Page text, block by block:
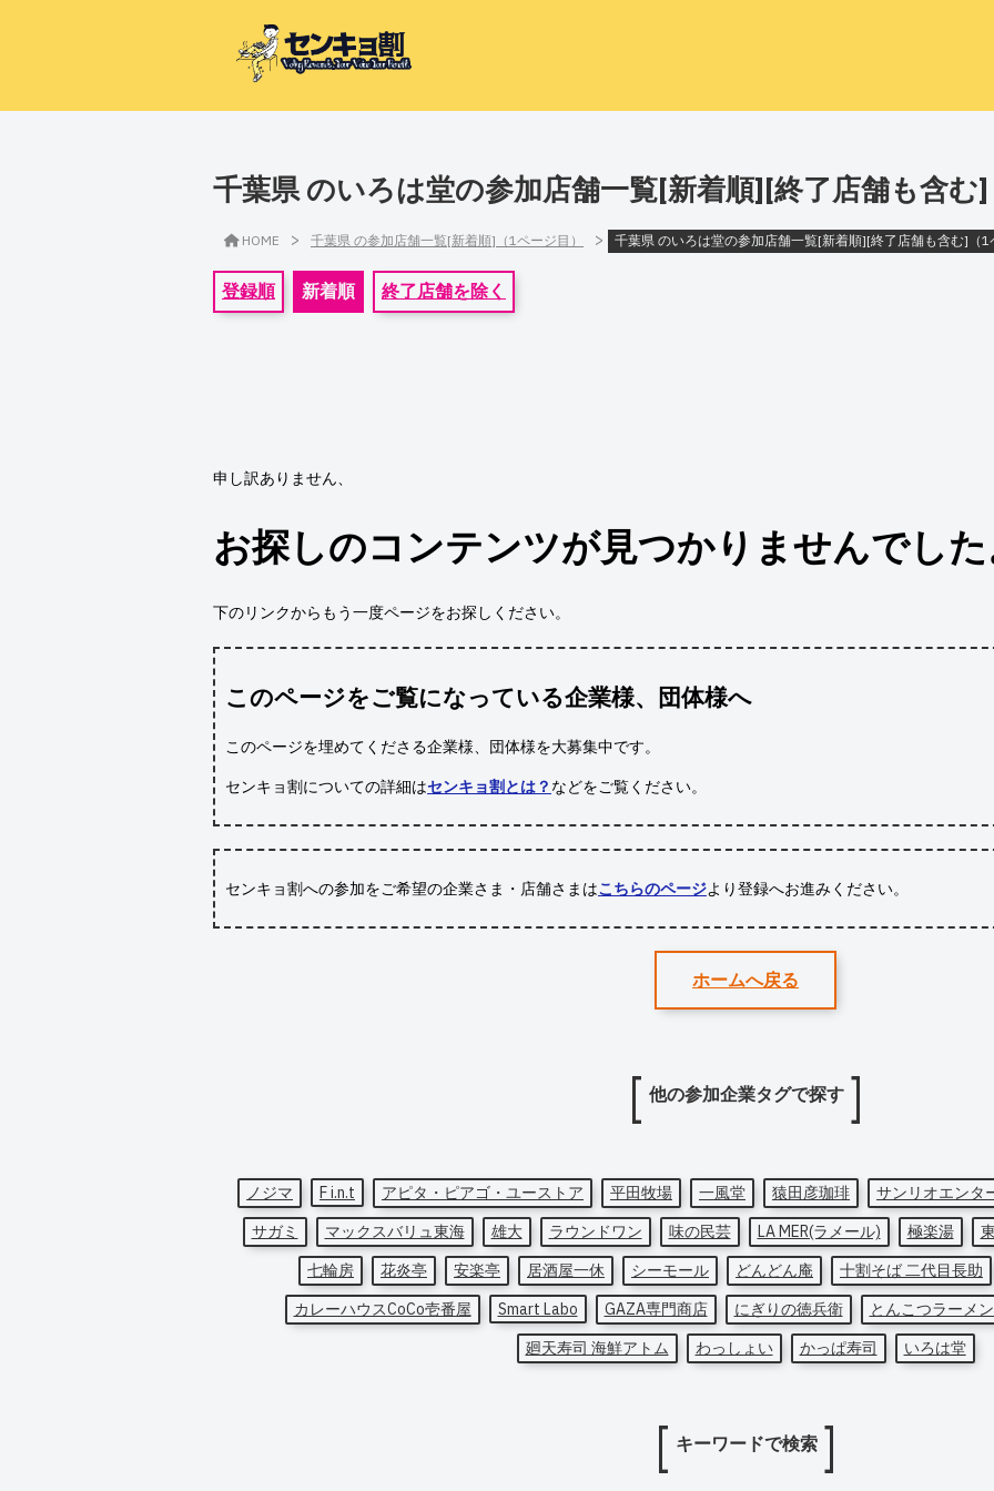
千葉県 のいろは堂の参加店舗一覧[新着順][終了店舗も含む
HOME > 千葉県 の参加店舗一覧[新着順]（1ページ目） > 千葉県 のいろは堂の参加店舗一覧[新着順][終了店舗も含む]（1
登録順 新着順 終了店舗を除く
申し訳ありません、
お探しのコンテンツが見つかりませんでし
下のリンクからもう一度ページをお探しください。
このページをご覧になっている企業様、団体様へ
このページを埋めてくださる企業様、団体様を大募集中です。
センキョ割についての詳細はセンキョ割とは？ などをご覧ください。
センキョ割への参加をご希望の企業さま・店舗さまはこちらのページより登録へお進みください。
ホームへ戻る
他の参加企業タグで探す
ノジマ F i.n.t アピタ・ピアゴ・ユーストア 平田牧場 一風堂 猿田彦珈琲
サンリオエンタ
サガミ
マックスバリュ東海 雄大 ラウンドワン 味の民芸 LA MER(ラメール) 極楽湯
七輪房
花炎亭 安楽亭 居酒屋一休 シーモール どんどん庵
十割そば 二代目長助
カレーハウスCoCo壱番屋
Smart Labo GAZA専門商店 にぎりの徳兵衛
とんこつラーメ
廻天寿司 海鮮アトム
わっしょい かっぱ寿司 いろは堂
キーワードで検索